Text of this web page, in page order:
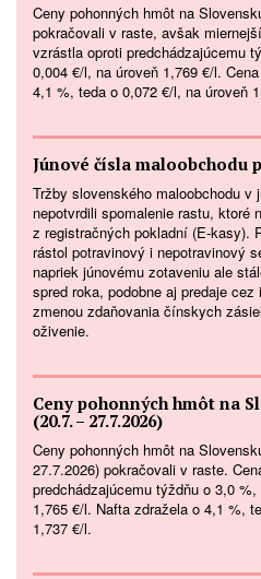
Ceny pohonných hmôt na
pokračovali v raste, avšak
vzrástla oproti predchádzajúcemu
0,004 €/l, na úroveň 1,769 €/l.
4,1 %, teda o 0,072 €/l, na úroveň
Júnové čísla maloobchodu
Tržby slovenského maloobchodu v
nepotvrdili spomalenie rastu, ktoré
z registračných pokladní (E-kasy).
rástol potravinový i nepotravinový
napriek júnovému zotaveniu ale
spred roka, podobne aj predaje
zmenou zdaňovania čínskych
oživenie.
Ceny pohonných hmôt na
(20.7. – 27.7.2026)
Ceny pohonných hmôt na
27.7.2026) pokračovali v raste.
predchádzajúcemu týždňu o 3,0
1,765 €/l. Nafta zdražela o 4,1 %,
1,737 €/l.